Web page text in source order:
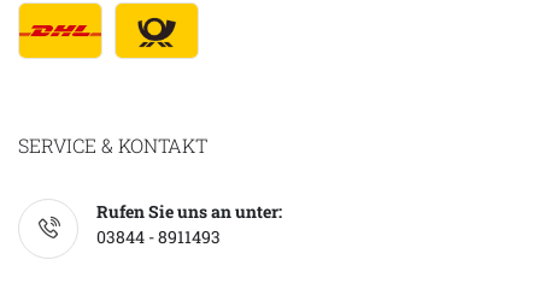
SERVICE & KONTAKT
Rufen Sie uns an unter:
03844 - 8911493